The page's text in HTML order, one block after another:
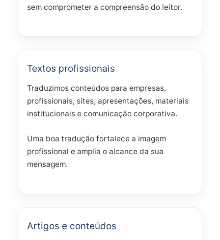
sem comprometer a compreensão do leitor.
Textos profissionais
Traduzimos conteúdos para empresas,
profissionais, sites, apresentações, materiais
institucionais e comunicação corporativa.
Uma boa tradução fortalece a imagem
profissional e amplia o alcance da sua
mensagem.
Artigos e conteúdos